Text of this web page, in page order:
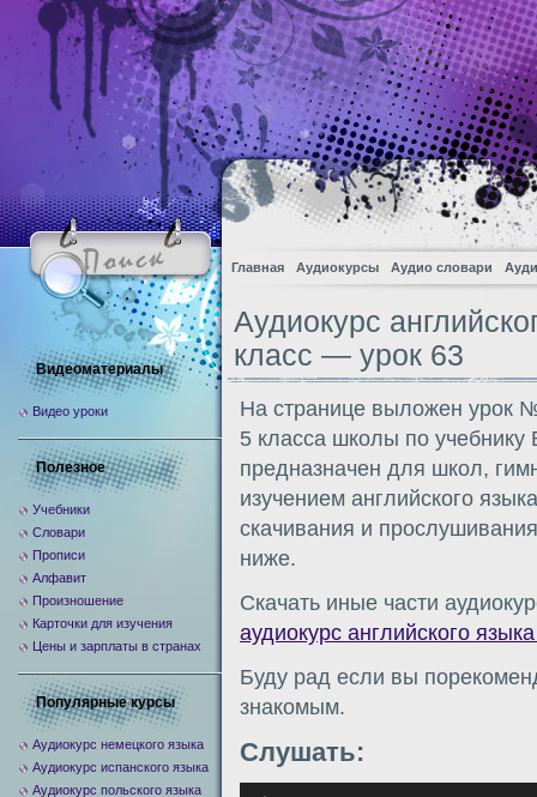
Главная Аудиокурсы Аудио словари
Аудиокурс
класс — урок 63
На странице выложен урок
5 класса школы по
предназначен для школ,
изучением английского
скачивания и
ниже.
Скачать иные части
аудиокурс английского
Буду рад если вы
знакомым.
Слушать:
Аудиоплеер
Видеоматериалы
Видео уроки
Полезное
Учебники
Словари
Прописи
Алфавит
Произношение
Карточки для изучения
Цены и зарплаты в странах
Популярные курсы
Аудиокурс немецкого языка
Аудиокурс испанского языка
Аудиокурс польского языка